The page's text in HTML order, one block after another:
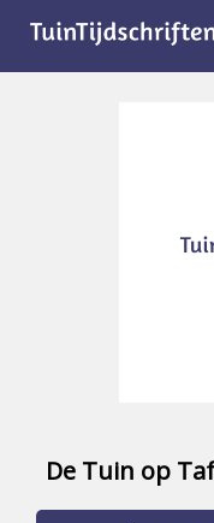
De Tuin op